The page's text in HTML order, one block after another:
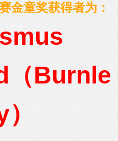
金童奖获得者为：
（Burnle